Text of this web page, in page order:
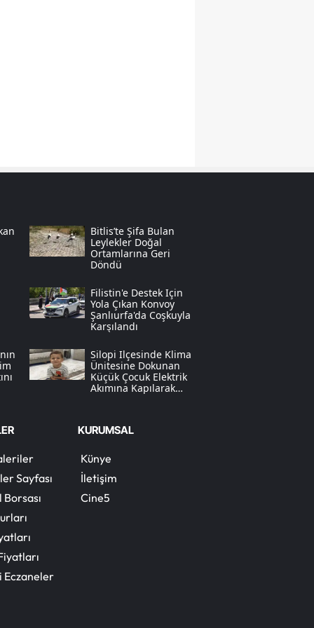
Tunceli
Şanlıurfa
Van
Zonguldak
Bayburt
Karaman
Kırıkkale
Bitlis’te Şifa Bulan
Leylekler Doğal
Ortamlarına Geri
Döndü
Filistin'e Destek Için
Yola Çıkan Konvoy
Şanlıurfa'da Coşkuyla
Karşılandı
Silopi Ilçesinde Klima
Ünitesine Dokunan
Küçük Çocuk Elektrik
Akımına Kapılarak
Sayfası
Eczaneler
KURUMSAL
Künye
İletişim
Cine5